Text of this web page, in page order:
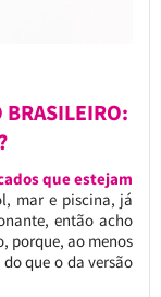
BRASILEIRO:
que estejam
mar e piscina, já
então acho
porque, ao menos
que o da versão